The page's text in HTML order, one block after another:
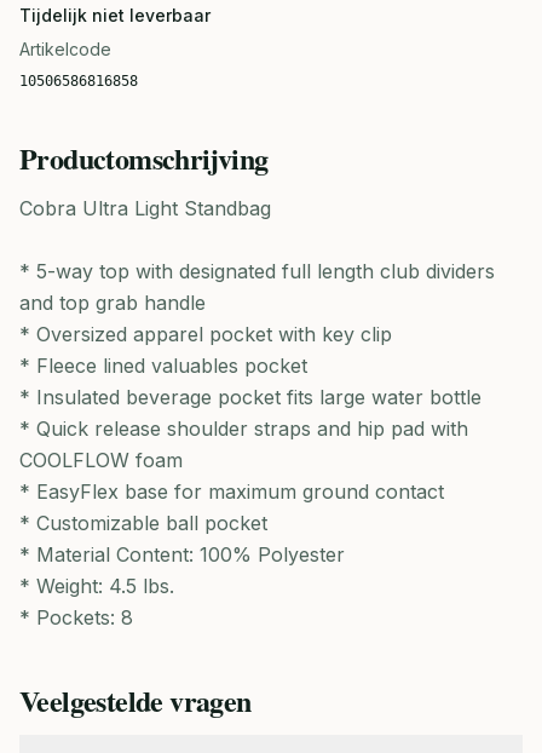
Tijdelijk niet leverbaar
Artikelcode
10506586816858
Productomschrijving
Cobra Ultra Light Standbag
* 5-way top with designated full length club dividers
and top grab handle
* Oversized apparel pocket with key clip
* Fleece lined valuables pocket
* Insulated beverage pocket fits large water bottle
* Quick release shoulder straps and hip pad with
COOLFLOW foam
* EasyFlex base for maximum ground contact
* Customizable ball pocket
* Material Content: 100% Polyester
* Weight: 4.5 lbs.
* Pockets: 8
Veelgestelde vragen